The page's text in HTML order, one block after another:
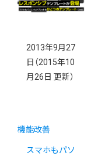
2013年9月27
日 （2015年10
月26日 更新）
機能改善
スマホもパソ